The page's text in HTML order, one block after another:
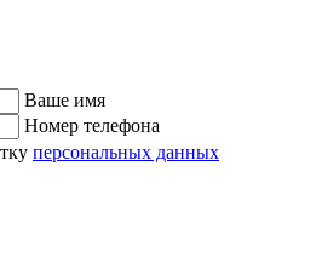
Ваше имя
Номер телефона
персональных данных